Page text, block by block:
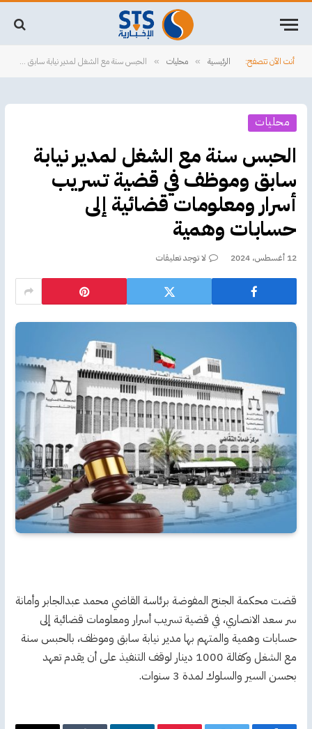
أنت الآن تتصفح: الرئيسية » محليات » الحبس سنة مع الشغل لمدير نيابة سابق وموظف في قضية تسريب أسرار ومعلومات قضائية إلى حسابات وهمية
محليات
الحبس سنة مع الشغل لمدير نيابة
سابق وموظف في قضية تسريب
أسرار ومعلومات قضائية إلى
حسابات وهمية
12 أغسطس، 2024 لا توجد تعليقات
قضت محكمة الجنح المفوضة برئاسة القاضي محمد عبدالجابر وأمانة
سر سعد الانصاري، في قضية تسريب أسرار ومعلومات قضائية إلى
حسابات وهمية والمتهم بها مدير نيابة سابق وموظف، بالحبس سنة
مع الشغل وكفالة 1000 دينار لوقف التنفيذ على أن يقدم تعهد
بحسن السير والسلوك لمدة 3 سنوات.